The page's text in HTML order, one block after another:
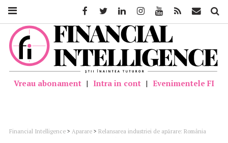
Vreau abonament | Intra in cont | Evenimentele FI
Financial Intelligence > Aparare > Relansarea industriei de apărare: România
FacebookTwitter LinkedinInstagramYoutube Feed Mail